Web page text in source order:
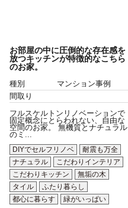
お部屋の中に圧倒的な存在感を
放つキッチンが特徴的なこちら
のお家。
種別
マンション事例
間取り
フルスケルトンリノベーションで
固定概念にとらわれない、自由な
空間のお家。 無機質とナチュラル
のミ...
DIYでセルフリノベ
耐震も万全
ナチュラル
こだわりインテリア
こだわりキッチン
無垢の木
タイル
ふたり暮らし
都心に暮らす
緑がいっぱい